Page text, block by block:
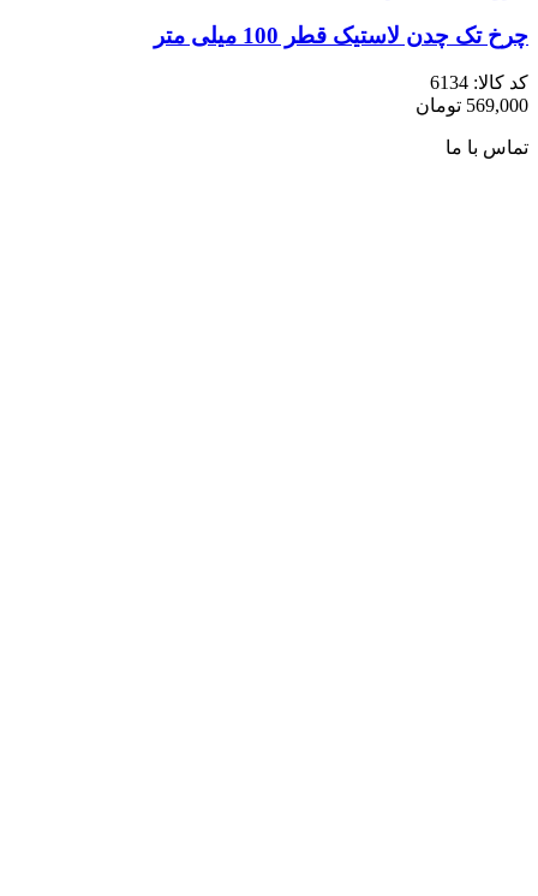
چرخ تک چدن لاستیک قطر 100 میلی متر
کد کالا: 6134
569,000 تومان
تماس با ما